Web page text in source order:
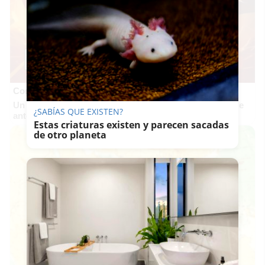
Corepunk MMORPG
Un verdadero MMORPG de la vieja escuela ¡Cómo los de
antes, pero mejor!
¿SABÍAS QUE EXISTEN?
Estas criaturas existen y parecen sacadas
de otro planeta